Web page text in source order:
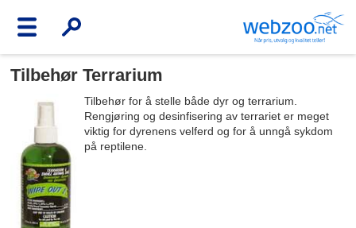
Tilbehør Terrarium
Tilbehør for å stelle både dyr og terrarium.
Rengjøring og desinfisering av terrariet er meget
viktig for dyrenens velferd og for å unngå sykdom
på reptilene.